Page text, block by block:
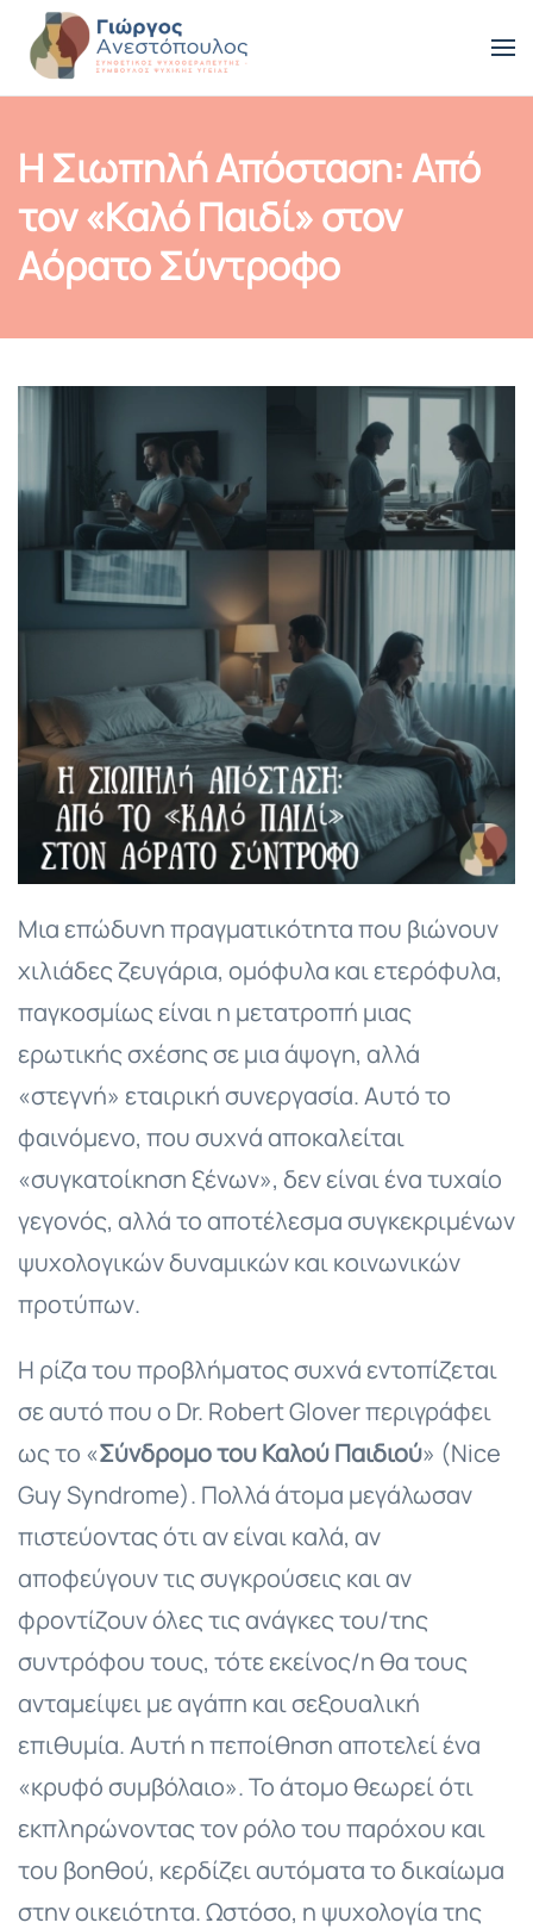
Skip to main content
Η Σιωπηλή Απόσταση: Από
τον «Καλό Παιδί» στον
Αόρατο Σύντροφο
Μια επώδυνη πραγματικότητα που βιώνουν
χιλιάδες ζευγάρια, ομόφυλα και ετερόφυλα,
παγκοσμίως είναι η μετατροπή μιας
ερωτικής σχέσης σε μια άψογη, αλλά
«στεγνή» εταιρική συνεργασία. Αυτό το
φαινόμενο, που συχνά αποκαλείται
«συγκατοίκηση ξένων», δεν είναι ένα τυχαίο
γεγονός, αλλά το αποτέλεσμα συγκεκριμένων
ψυχολογικών δυναμικών και κοινωνικών
προτύπων.
Η ρίζα του προβλήματος συχνά εντοπίζεται
σε αυτό που ο Dr. Robert Glover περιγράφει
ως το «Σύνδρομο του Καλού Παιδιού» (Nice
Guy Syndrome). Πολλά άτομα μεγάλωσαν
πιστεύοντας ότι αν είναι καλά, αν
αποφεύγουν τις συγκρούσεις και αν
φροντίζουν όλες τις ανάγκες του/της
συντρόφου τους, τότε εκείνος/η θα τους
ανταμείψει με αγάπη και σεξουαλική
επιθυμία. Αυτή η πεποίθηση αποτελεί ένα
«κρυφό συμβόλαιο». Το άτομο θεωρεί ότι
εκπληρώνοντας τον ρόλο του παρόχου και
του βοηθού, κερδίζει αυτόματα το δικαίωμα
στην οικειότητα. Ωστόσο, η ψυχολογία της